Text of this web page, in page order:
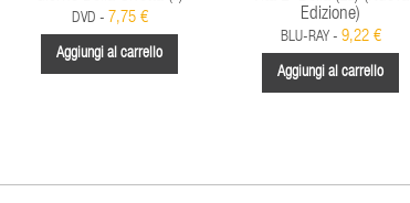
DVD - 7,75 €
Aggiungi al carrello
Edizione)
BLU-RAY - 9,22 €
Aggiungi al carrello